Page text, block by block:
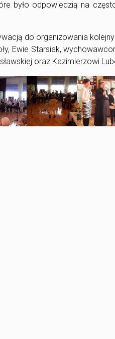
było odpowiedzią na
do organizowania
Ewie Starsiak,
oraz Kazimierzowi